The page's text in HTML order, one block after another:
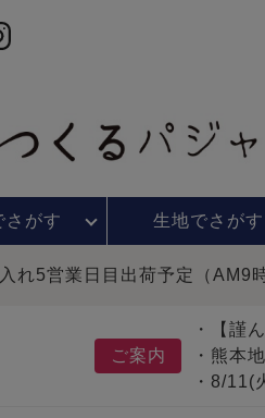
さがす 生地でさがす
れ5営業日目出荷予定（AM9
ご案内
・【謹
・熊本
・8/11(